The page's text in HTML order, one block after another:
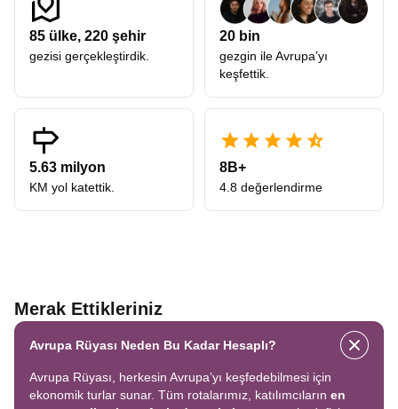
85 ülke, 220 şehir
gezisi gerçekleştirdik.
20 bin
gezgin ile Avrupa’yı
keşfettik.
5.63 milyon
KM yol katettik.
8B+
4.8 değerlendirme
Merak Ettikleriniz
Avrupa Rüyası Neden Bu Kadar Hesaplı?
Avrupa Rüyası, herkesin Avrupa’yı keşfedebilmesi için
ekonomik turlar sunar. Tüm rotalarımız, katılımcıların en